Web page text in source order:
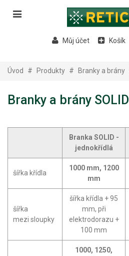
Můj účet Košík
Úvod # Produkty # Branky a brány
Branky a brány SOLID
Branka SOLID -
jednokřídlá
šířka křídla
1000 mm, 1200
mm
šířka
mezi sloupky
šířka křídla + 95
mm, při
elektrodorazu +
100 mm
1000, 1250,